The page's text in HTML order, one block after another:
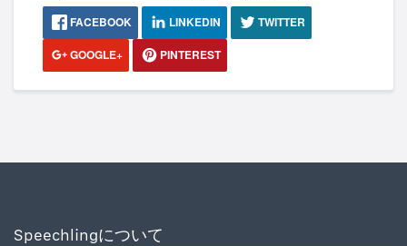
FACEBOOK LINKEDIN
TWITTER
GOOGLE+
PINTEREST
Speechlingについて